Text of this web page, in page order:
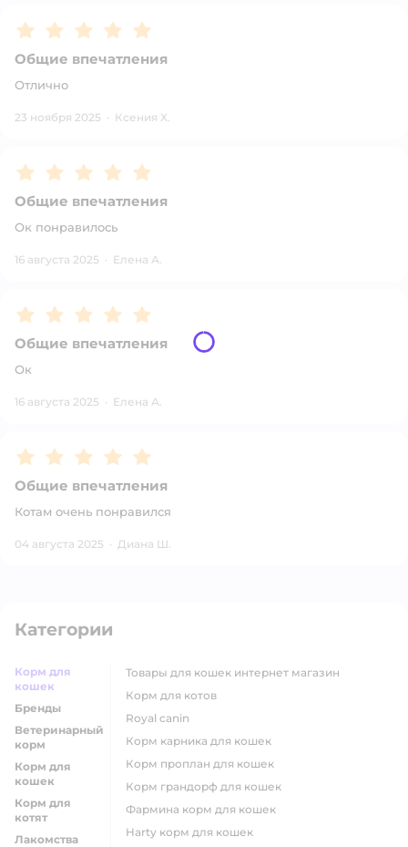
Рейтинг:5
Общие впечатления
Отлично
23 ноября 2025 · Ксения Х.
Рейтинг:5
Общие впечатления
Ок понравилось
16 августа 2025 · Елена А.
Рейтинг:5
Общие впечатления
Ок
16 августа 2025 · Елена А.
Рейтинг:5
Общие впечатления
Котам очень понравился
04 августа 2025 · Диана Ш.
Категории
Корм для
кошек
Бренды
Ветеринарный
корм
Корм для
кошек
Корм для
котят
Лакомства
товары для кошек интернет магазин
корм для котов
royal canin
корм карника для кошек
корм проплан для кошек
корм грандорф для кошек
фармина корм для кошек
harty корм для кошек